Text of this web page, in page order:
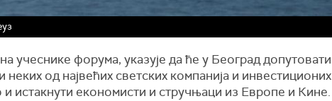
учеснике форума, указује да ће у Београд допутовати
неких од највећих светских компанија и инвестиционих
истакнути економисти и стручњаци из Европе и Кине.